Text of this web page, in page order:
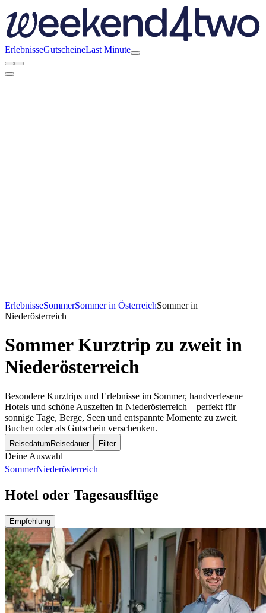
ErlebnisseGutscheineLast Minute
ErlebnisseSommerSommer in ÖsterreichSommer in
Niederösterreich
Sommer Kurztrip zu zweit in
Niederösterreich
Besondere Kurztrips und Erlebnisse im Sommer, handverlesene
Hotels und schöne Auszeiten in Niederösterreich – perfekt für
sonnige Tage, Berge, Seen und entspannte Momente zu zweit.
Buchen oder als Gutschein verschenken.
Reisedatum Reisedauer Filter
Deine Auswahl
SommerNiederösterreich
Hotel oder Tagesausflüge
Empfehlung